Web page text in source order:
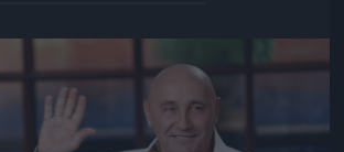
Jön még kép!